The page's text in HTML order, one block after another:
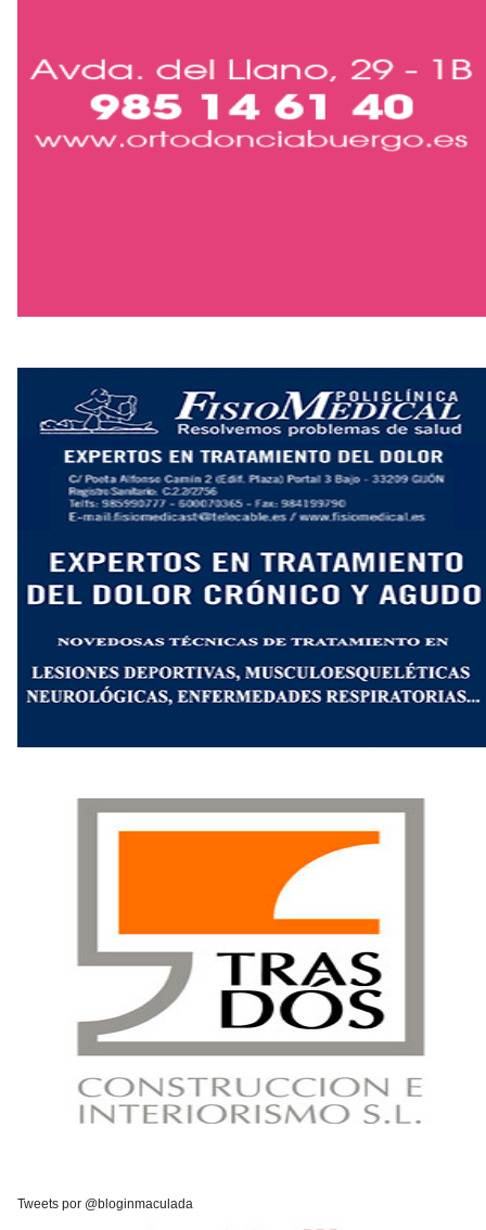
Tweets por @bloginmaculada